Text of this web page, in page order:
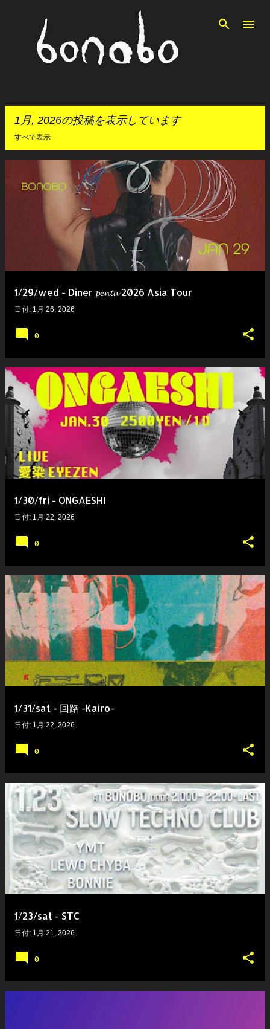
スキップしてメイン コンテンツに移動
1月, 2026の投稿を表示しています
すべて表示
1/29/wed - Diner 𝓹𝓮𝓷𝓽𝓪 2026 Asia Tour
日付: 1月 26, 2026
0
1/30/fri - ONGAESHI
日付: 1月 22, 2026
0
1/31/sat - 回路 -Kairo-
日付: 1月 22, 2026
0
1/23/sat - STC
日付: 1月 21, 2026
0